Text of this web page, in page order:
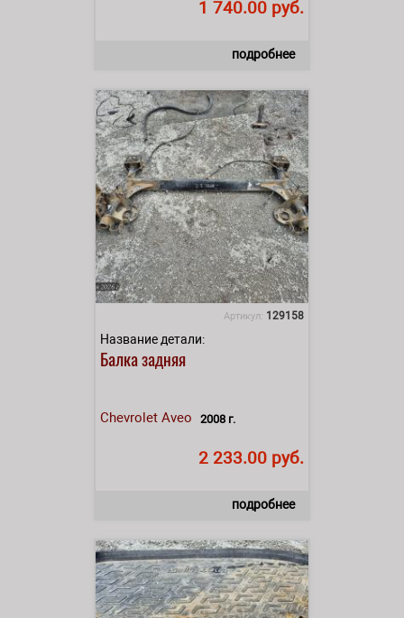
1 740.00 руб.
подробнее
Артикул: 129158
Название детали:
Балка задняя
Chevrolet Aveo 2008 г.
2 233.00 руб.
подробнее